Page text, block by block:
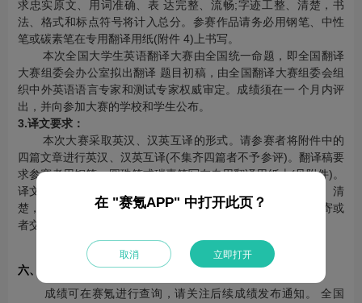
求忠实原文、用词准确、表 达完整、流畅;字迹工整、清楚，书
法、格式和标点符号将计入总分。参赛作品请务必用钢笔、中性
笔或碳素笔在专用翻译用纸(附件 4)上书写。
本次全国大学生英语翻译大赛由全国统一命题，即全国翻译
大赛组委会办公室拟出翻译 题目初稿，由全国翻译大赛组委会组
织中外英语语言专家和测试专家权威审定。成绩须在一 个月内评
出，并向参加大赛的学校和学生公布。
3.译文要求：
本次大赛采取英汉、汉英互译的形式。请参赛者将附件中的
四篇文章进行英汉、汉英互译(不集齐四篇者不予参评)。翻译稿要
求参赛者用钢笔、圆珠笔或碳素笔写在专用翻译用纸上(见附件)。
译文要求忠实原文、用词准确、表达完整、流畅；字迹工整、清
楚，书法、格式和标点符号将计入总分。要求全部用快递邮寄或
者交给本校负责人，可选填一名指导教师。
六、成绩查询及奖励办法
成绩可在赛氪进行查询，请关注后续成绩发布通知。 全国
在 "赛氪APP" 中打开此页？
取消 立即打开